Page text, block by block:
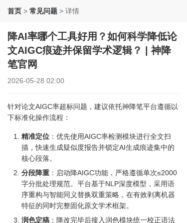
首页 > 常见问题 > 详情
降AI率哪个工具好用？如何科学降低论
文AIGC痕迹并保留学术逻辑？ | 神降
笔官网
2026-05-28 02:00
针对论文AIGC率超标问题，建议依托神降笔平台遵循以
下标准化操作流程：
精准定位 ：优先使用AIGC率检测模块进行全文扫
描，快速生成疑似度报告并锁定AI生成痕迹集中的
核心段落。
分段降重 ：启动降AIGC功能，严格遵循单次≤2000
字分批处理规范。平台基于NLP深度模型，采用语
序重构与智能同义替换双重策略，在有效剥离机器
特征的同时完整固化原文学术框架。
润色定稿 ：降改完毕后接入润色模块统一校正语法